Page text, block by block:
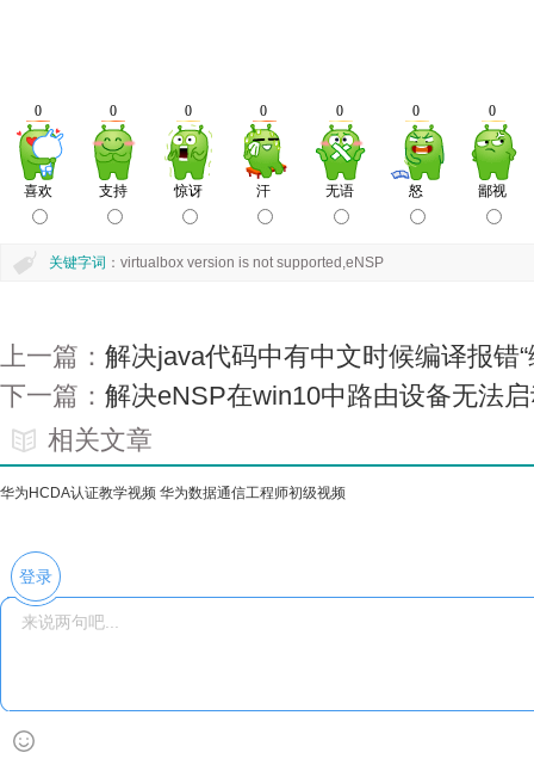
关键字词 ：virtualbox version is not supported,eNSP
上一篇： 解决java代码中有中文时候编译报错
下一篇： 解决eNSP在win10中路由设备无法
相关文章
华为HCDA认证教学视频 华为数据通信工程师初级视频
登录